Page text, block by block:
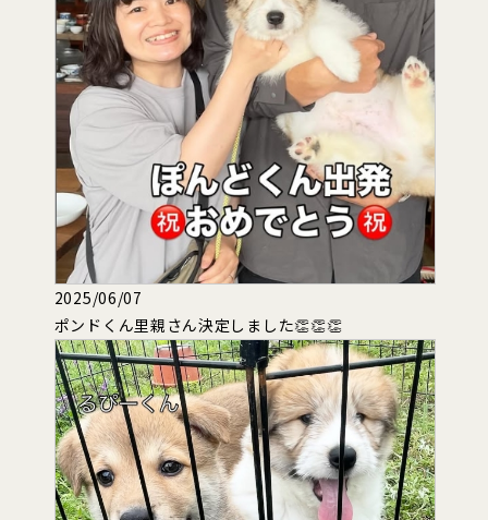
2025/06/07
ポンドくん里親さん決定しました👏👏👏